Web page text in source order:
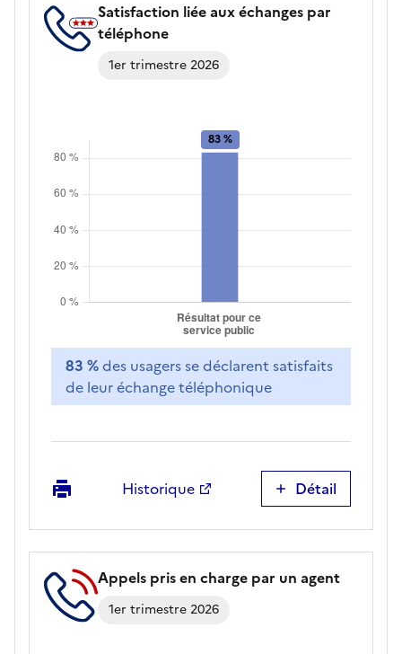
contact
Satisfaction liée aux échanges par
téléphone
1er trimestre 2026
83 %des usagers se déclarent satisfaits
de leur échange téléphonique
ImprimerHistorique Détail
Satisfaction
par
Appels pris en charge par un agent
1er trimestre 2026